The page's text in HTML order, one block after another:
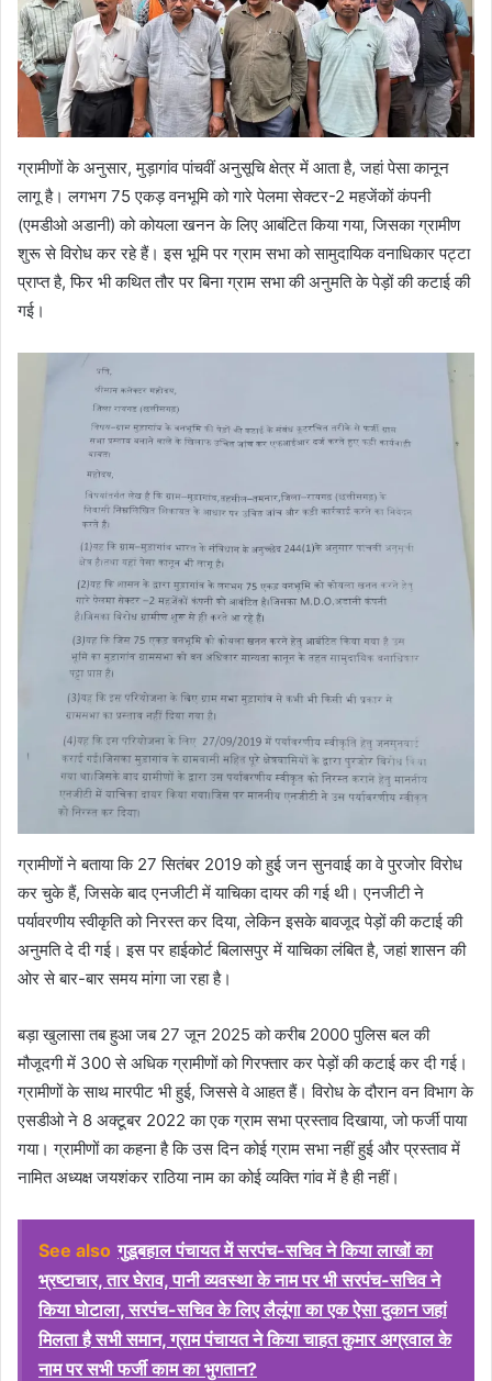
ग्रामीणों के अनुसार, मुड़ागांव पांचवीं अनुसूचि क्षेत्र में आता है, जहां पेसा कानून
लागू है। लगभग 75 एकड़ वनभूमि को गारे पेलमा सेक्टर-2 महजेंकों कंपनी
(एमडीओ अडानी) को कोयला खनन के लिए आबंटित किया गया, जिसका ग्रामीण
शुरू से विरोध कर रहे हैं। इस भूमि पर ग्राम सभा को सामुदायिक वनाधिकार पट्टा
प्राप्त है, फिर भी कथित तौर पर बिना ग्राम सभा की अनुमति के पेड़ों की कटाई की
गई।
ग्रामीणों ने बताया कि 27 सितंबर 2019 को हुई जन सुनवाई का वे पुरजोर विरोध
कर चुके हैं, जिसके बाद एनजीटी में याचिका दायर की गई थी। एनजीटी ने
पर्यावरणीय स्वीकृति को निरस्त कर दिया, लेकिन इसके बावजूद पेड़ों की कटाई की
अनुमति दे दी गई। इस पर हाईकोर्ट बिलासपुर में याचिका लंबित है, जहां शासन की
ओर से बार-बार समय मांगा जा रहा है।
बड़ा खुलासा तब हुआ जब 27 जून 2025 को करीब 2000 पुलिस बल की
मौजूदगी में 300 से अधिक ग्रामीणों को गिरफ्तार कर पेड़ों की कटाई कर दी गई।
ग्रामीणों के साथ मारपीट भी हुई, जिससे वे आहत हैं। विरोध के दौरान वन विभाग के
एसडीओ ने 8 अक्टूबर 2022 का एक ग्राम सभा प्रस्ताव दिखाया, जो फर्जी पाया
गया। ग्रामीणों का कहना है कि उस दिन कोई ग्राम सभा नहीं हुई और प्रस्ताव में
नामित अध्यक्ष जयशंकर राठिया नाम का कोई व्यक्ति गांव में है ही नहीं।
See also गुडूबहाल पंचायत में सरपंच-सचिव ने किया लाखों का
भ्रष्टाचार, तार घेराव, पानी व्यवस्था के नाम पर भी सरपंच-सचिव ने
किया घोटाला, सरपंच-सचिव के लिए लैलूंगा का एक ऐसा दुकान जहां
मिलता है सभी समान, ग्राम पंचायत ने किया चाहत कुमार अग्रवाल के
नाम पर सभी फर्जी काम का भुगतान?